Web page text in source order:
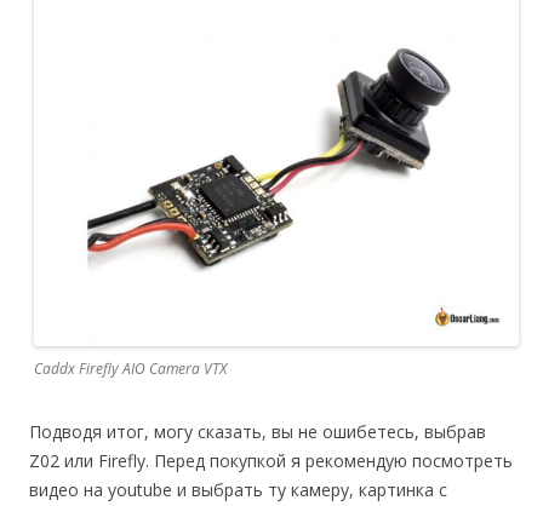
Caddx Firefly AIO Camera VTX
Подводя итог, могу сказать, вы не ошибетесь, выбрав
Z02 или Firefly. Перед покупкой я рекомендую посмотреть
видео на youtube и выбрать ту камеру, картинка с